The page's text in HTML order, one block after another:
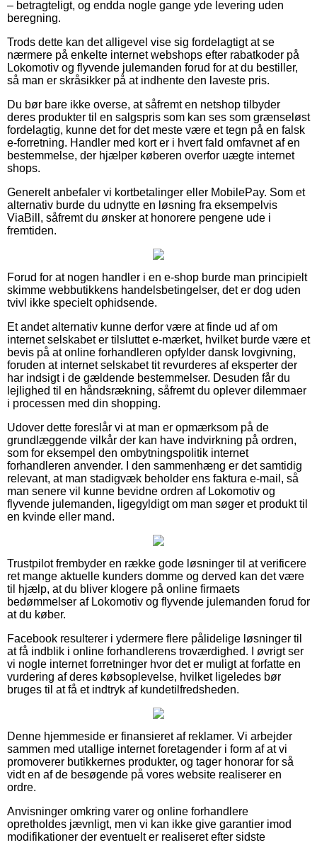
– betragteligt, og endda nogle gange yde levering uden
beregning.
Trods dette kan det alligevel vise sig fordelagtigt at se
nærmere på enkelte internet webshops efter rabatkoder på
Lokomotiv og flyvende julemanden forud for at du bestiller,
så man er skråsikker på at indhente den laveste pris.
Du bør bare ikke overse, at såfremt en netshop tilbyder
deres produkter til en salgspris som kan ses som grænseløst
fordelagtig, kunne det for det meste være et tegn på en falsk
e-forretning. Handler med kort er i hvert fald omfavnet af en
bestemmelse, der hjælper køberen overfor uægte internet
shops.
Generelt anbefaler vi kortbetalinger eller MobilePay. Som et
alternativ burde du udnytte en løsning fra eksempelvis
ViaBill, såfremt du ønsker at honorere pengene ude i
fremtiden.
Forud for at nogen handler i en e-shop burde man principielt
skimme webbutikkens handelsbetingelser, det er dog uden
tvivl ikke specielt ophidsende.
Et andet alternativ kunne derfor være at finde ud af om
internet selskabet er tilsluttet e-mærket, hvilket burde være et
bevis på at online forhandleren opfylder dansk lovgivning,
foruden at internet selskabet tit revurderes af eksperter der
har indsigt i de gældende bestemmelser. Desuden får du
lejlighed til en håndsrækning, såfremt du oplever dilemmaer
i processen med din shopping.
Udover dette foreslår vi at man er opmærksom på de
grundlæggende vilkår der kan have indvirkning på ordren,
som for eksempel den ombytningspolitik internet
forhandleren anvender. I den sammenhæng er det samtidig
relevant, at man stadigvæk beholder ens faktura e-mail, så
man senere vil kunne bevidne ordren af Lokomotiv og
flyvende julemanden, ligegyldigt om man søger et produkt til
en kvinde eller mand.
Trustpilot frembyder en række gode løsninger til at verificere
ret mange aktuelle kunders domme og derved kan det være
til hjælp, at du bliver klogere på online firmaets
bedømmelser af Lokomotiv og flyvende julemanden forud for
at du køber.
Facebook resulterer i ydermere flere pålidelige løsninger til
at få indblik i online forhandlerens troværdighed. I øvrigt ser
vi nogle internet forretninger hvor det er muligt at forfatte en
vurdering af deres købsoplevelse, hvilket ligeledes bør
bruges til at få et indtryk af kundetilfredsheden.
Denne hjemmeside er finansieret af reklamer. Vi arbejder
sammen med utallige internet foretagender i form af at vi
promoverer butikkernes produkter, og tager honorar for så
vidt en af de besøgende på vores website realiserer en
ordre.
Anvisninger omkring varer og online forhandlere
opretholdes jævnligt, men vi kan ikke give garantier imod
modifikationer der eventuelt er realiseret efter sidste